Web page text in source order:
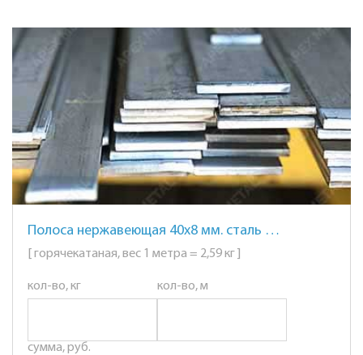
Полоса нержавеющая 40х8 мм. сталь AISI 304 (08Х18Н10)
[ горячекатаная, вес 1 метра = 2,59 кг ]
кол-во, кг кол-во, м
сумма, руб.